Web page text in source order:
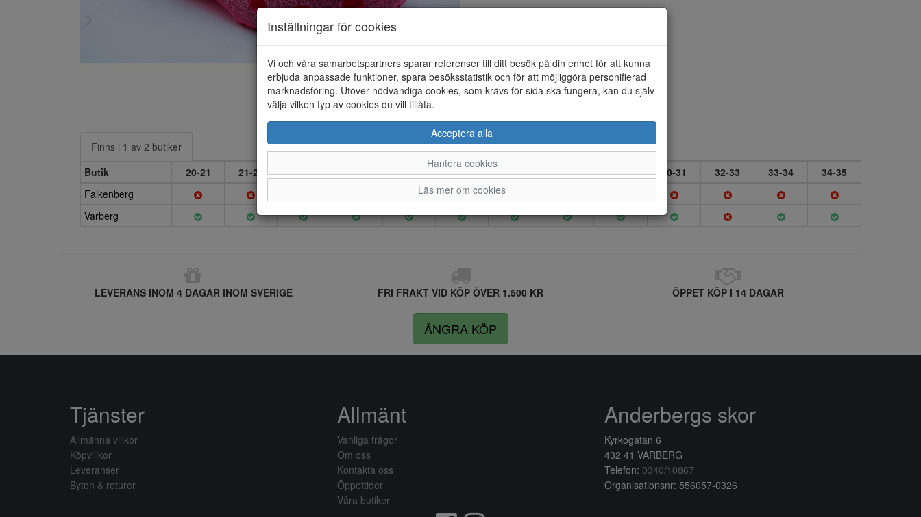
Finns i 1 av 2 butiker
Butik
20-21 21-22 22-23 23-24 24-25 25-26 27-28 28-29 29-30 30-31 32-33 33-34
34-35
Falkenberg
Varberg
LEVERANS INOM 4 DAGAR INOM SVERIGE FRI FRAKT VID KÖP ÖVER 1.500 KR ÖPPET KÖP I 14 DAGAR
ÅNGRA KÖP
Inställningar för cookies
Vi och våra samarbetspartners sparar referenser till ditt besök på din enhet för att kunna
erbjuda anpassade funktioner, spara besöksstatistik och för att möjliggöra personifierad
marknadsföring. Utöver nödvändiga cookies, som krävs för sida ska fungera, kan du själv
välja vilken typ av cookies du vill tillåta.
Acceptera alla
Hantera cookies
Läs mer om cookies
Tjänster
Allmänna villkor
Köpvillkor
Leveranser
Byten & returer
Allmänt
Vanliga frågor
Om oss
Kontakta oss
Öppettider
Våra butiker
Anderbergs skor
Kyrkogatan 6
432 41 VARBERG
Telefon: 0340/10867
Organisationsnr: 556057-0326